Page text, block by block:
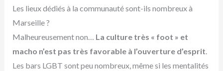
Les lieux dédiés à la communauté sont-ils nombreux à
Marseille ?
Malheureusement non… La culture très « foot » et
macho n’est pas très favorable à l’ouverture d’esprit.
Les bars LGBT sont peu nombreux, même si les mentalités